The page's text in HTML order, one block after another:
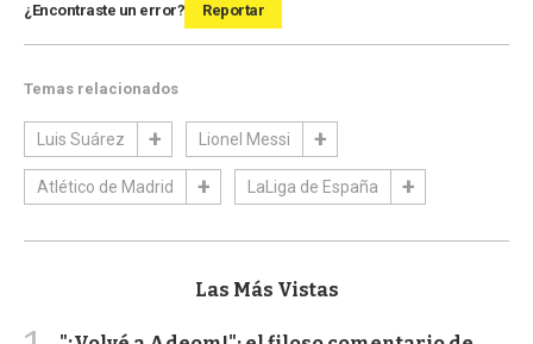
¿Encontraste un error? Reportar
Temas relacionados
Luis Suárez Lionel Messi
Atlético de Madrid LaLiga de España
Las Más Vistas